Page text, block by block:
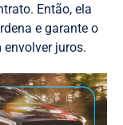
Então, ela
e garante o
juros.